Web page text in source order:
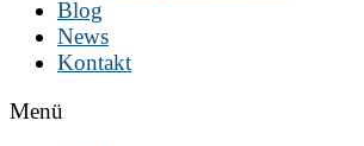
Blog
News
Kontakt
Menü